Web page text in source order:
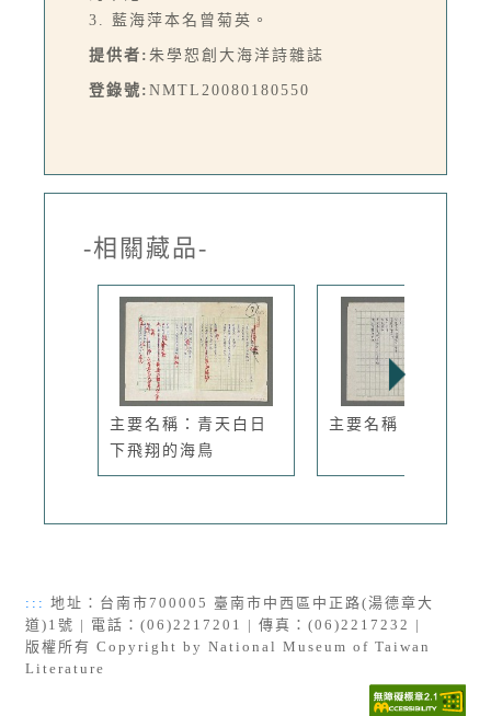
3. 藍海萍本名曾菊英。
提供者: 朱學恕創大海洋詩雜誌
登錄號: NMTL20080180550
-相關藏品-
主要名稱：青天白日
下飛翔的海鳥
主要名稱：觀海潮
::: 地址：台南市700005 臺南市中西區中正路(湯德章大
道)1號 | 電話：(06)2217201 | 傳真：(06)2217232 |
版權所有 Copyright by National Museum of Taiwan
Literature